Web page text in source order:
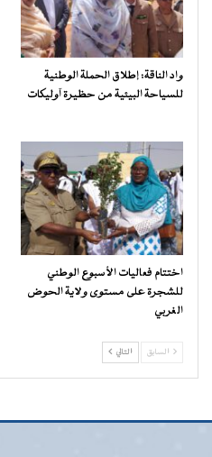
واد الناقة: إطلاق الحملة الوطنية
للسياحة البيئية من حظيرة آوليكات
اختتام فعاليات الأسبوع الوطني
للشجرة على مستوى ولاية الحوض
الغربي
السابق التالي